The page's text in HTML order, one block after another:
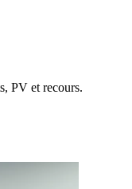
PV et recours.